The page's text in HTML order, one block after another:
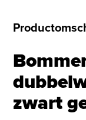
zwart